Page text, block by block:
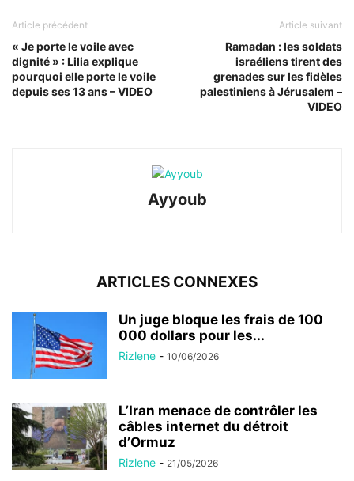
Article précédent
« Je porte le voile avec
dignité » : Lilia explique
pourquoi elle porte le voile
depuis ses 13 ans – VIDEO
Article suivant
Ramadan : les soldats
israéliens tirent des
grenades sur les fidèles
palestiniens à Jérusalem –
VIDEO
Ayyoub
ARTICLES CONNEXES
Un juge bloque les frais de 100
000 dollars pour les...
Rizlene - 10/06/2026
L’Iran menace de contrôler les
câbles internet du détroit
d’Ormuz
Rizlene - 21/05/2026